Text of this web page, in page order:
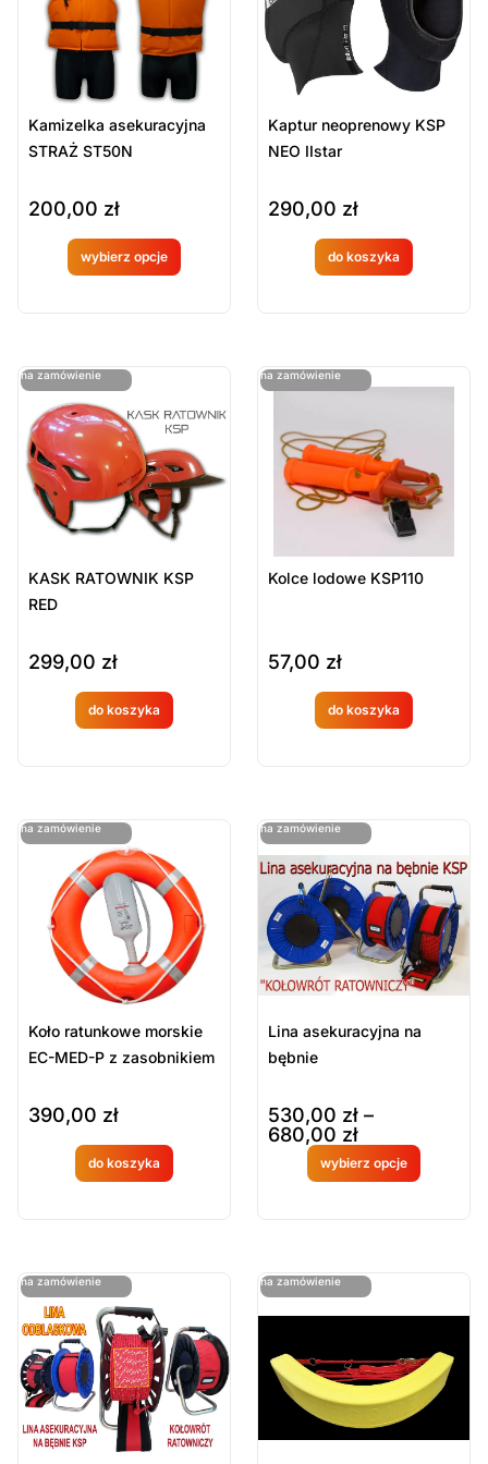
Kamizelka asekuracyjna
STRAŻ ST50N
200,00 zł
wybierz opcje
Produkt
na
zamówien
ie
Kaptur neoprenowy KSP
NEO IIstar
290,00 zł
do koszyka
Produkt
na
zamówien
ie
na zamówienie
ostatnie sztuki
KASK RATOWNIK KSP
RED
299,00 zł
do koszyka
Produkt
na
zamówien
ie
na zamówienie
ostatnie sztuki
Kolce lodowe KSP110
57,00 zł
do koszyka
Produkt
na
zamówien
ie
na zamówienie
ostatnie sztuki
Koło ratunkowe morskie
EC-MED-P z zasobnikiem
390,00 zł
do koszyka
Produkt
na
zamówien
ie
na zamówienie
ostatnie sztuki
Lina asekuracyjna na
bębnie
530,00 zł –
680,00 zł
wybierz opcje
Produkt
na
zamówien
ie
na zamówienie
ostatnie sztuki na zamówienie
ostatnie sztuki